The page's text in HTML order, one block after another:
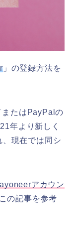
」の登録方法を
またはPayPalの
年より新しく
現在では同シ
アカウン
の記事を参考